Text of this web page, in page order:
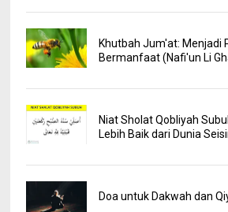
Khutbah Jum'at: Menjadi
Bermanfaat (Nafi'un Li
Niat Sholat Qobliyah
Lebih Baik dari Dunia
Doa untuk Dakwah dan